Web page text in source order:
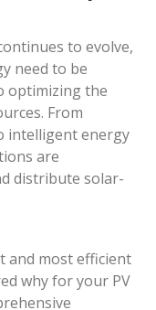
to evolve,
need to be
optimizing the
From
intelligent energy
are
distribute solar-
and most efficient
why for your PV